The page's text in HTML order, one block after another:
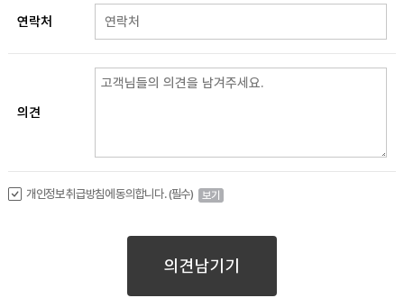
연락처
의견
개인정보 취급방침에 동의합니다. (필수) 보기
의견남기기